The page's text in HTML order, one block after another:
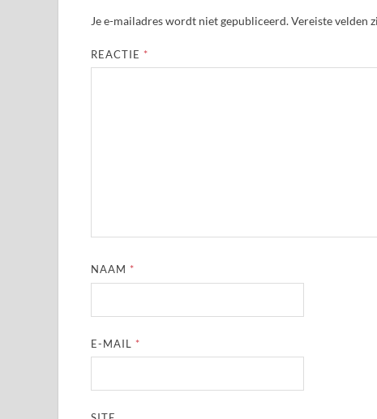
Je e-mailadres wordt niet gepubliceerd.Vereiste velden
REACTIE *
NAAM *
E-MAIL *